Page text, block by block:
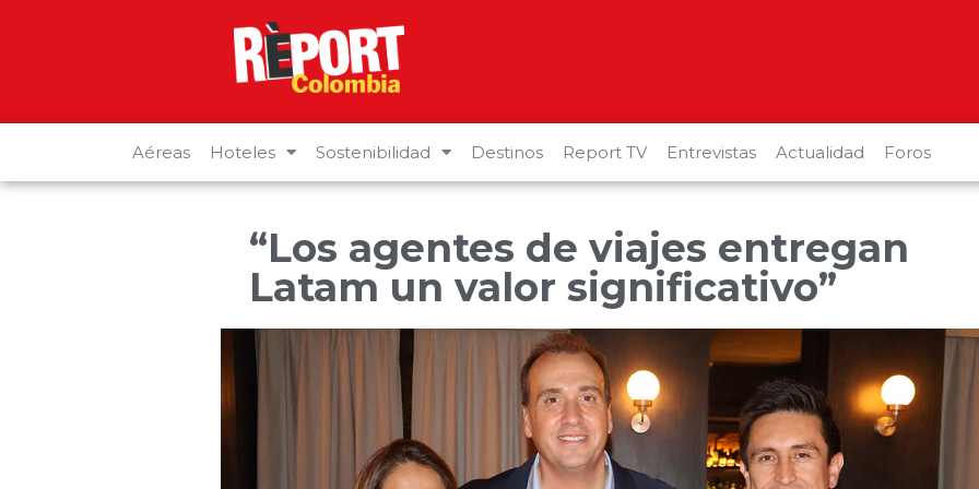
Aéreas Hoteles Sostenibilidad Destinos Report TV Entrevistas Actualidad Foros
“Los agentes de viajes entregan
Latam un valor significativo”